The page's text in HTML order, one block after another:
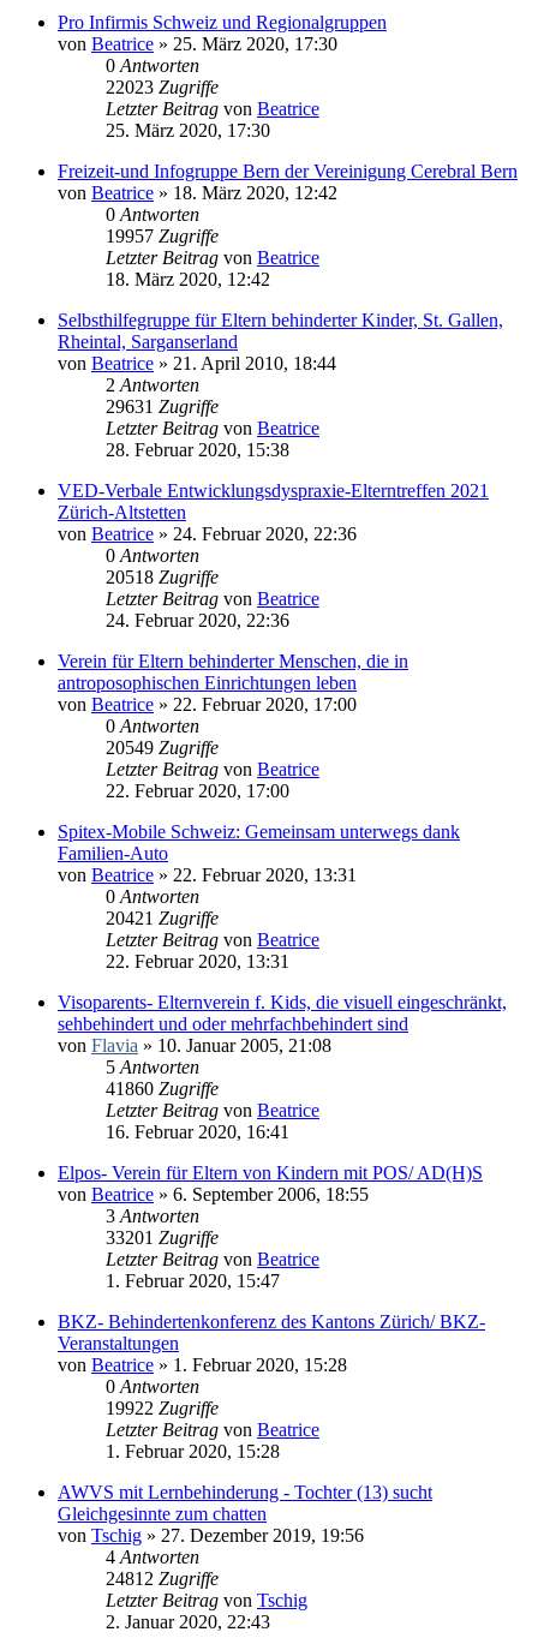
Pro Infirmis Schweiz und Regionalgruppen
von Beatrice » 25. März 2020, 17:30
0 Antworten
22023 Zugriffe
Letzter Beitrag von Beatrice
25. März 2020, 17:30
Freizeit-und Infogruppe Bern der Vereinigung Cerebral Bern
von Beatrice » 18. März 2020, 12:42
0 Antworten
19957 Zugriffe
Letzter Beitrag von Beatrice
18. März 2020, 12:42
Selbsthilfegruppe für Eltern behinderter Kinder, St. Gallen,
Rheintal, Sarganserland
von Beatrice » 21. April 2010, 18:44
2 Antworten
29631 Zugriffe
Letzter Beitrag von Beatrice
28. Februar 2020, 15:38
VED-Verbale Entwicklungsdyspraxie-Elterntreffen 2021
Zürich-Altstetten
von Beatrice » 24. Februar 2020, 22:36
0 Antworten
20518 Zugriffe
Letzter Beitrag von Beatrice
24. Februar 2020, 22:36
Verein für Eltern behinderter Menschen, die in
antroposophischen Einrichtungen leben
von Beatrice » 22. Februar 2020, 17:00
0 Antworten
20549 Zugriffe
Letzter Beitrag von Beatrice
22. Februar 2020, 17:00
Spitex-Mobile Schweiz: Gemeinsam unterwegs dank
Familien-Auto
von Beatrice » 22. Februar 2020, 13:31
0 Antworten
20421 Zugriffe
Letzter Beitrag von Beatrice
22. Februar 2020, 13:31
Visoparents- Elternverein f. Kids, die visuell eingeschränkt,
sehbehindert und oder mehrfachbehindert sind
von Flavia » 10. Januar 2005, 21:08
5 Antworten
41860 Zugriffe
Letzter Beitrag von Beatrice
16. Februar 2020, 16:41
Elpos- Verein für Eltern von Kindern mit POS/ AD(H)S
von Beatrice » 6. September 2006, 18:55
3 Antworten
33201 Zugriffe
Letzter Beitrag von Beatrice
1. Februar 2020, 15:47
BKZ- Behindertenkonferenz des Kantons Zürich/ BKZ-
Veranstaltungen
von Beatrice » 1. Februar 2020, 15:28
0 Antworten
19922 Zugriffe
Letzter Beitrag von Beatrice
1. Februar 2020, 15:28
AWVS mit Lernbehinderung - Tochter (13) sucht
Gleichgesinnte zum chatten
von Tschig » 27. Dezember 2019, 19:56
4 Antworten
24812 Zugriffe
Letzter Beitrag von Tschig
2. Januar 2020, 22:43